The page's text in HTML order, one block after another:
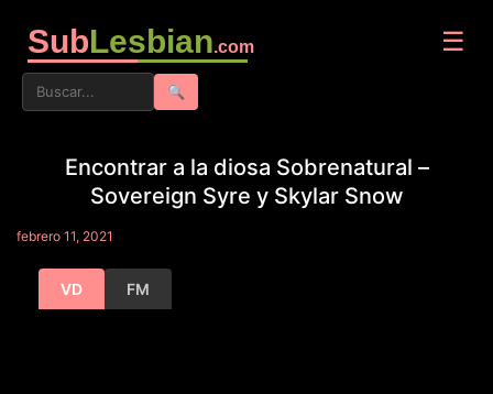
SubLesbian.com ☰
🔍
Encontrar a la diosa Sobrenatural –
Sovereign Syre y Skylar Snow
febrero 11, 2021
VD FM